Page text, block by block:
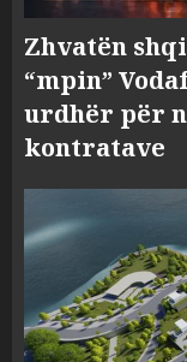
Zhvatën
“mpin”
urdhër për
kontratave